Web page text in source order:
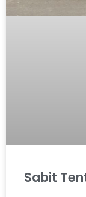
Sabit